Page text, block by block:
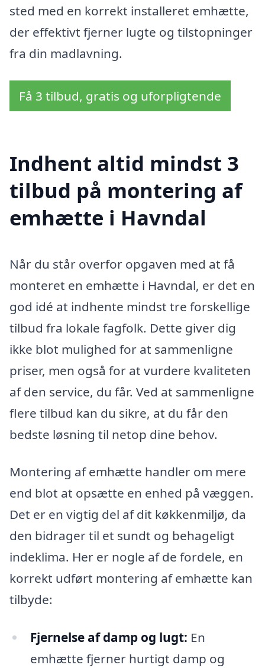
sted med en korrekt installeret emhætte,
der effektivt fjerner lugte og tilstopninger
fra din madlavning.
Få 3 tilbud, gratis og uforpligtende
Indhent altid mindst 3
tilbud på montering af
emhætte i Havndal
Når du står overfor opgaven med at få
monteret en emhætte i Havndal, er det en
god idé at indhente mindst tre forskellige
tilbud fra lokale fagfolk. Dette giver dig
ikke blot mulighed for at sammenligne
priser, men også for at vurdere kvaliteten
af den service, du får. Ved at sammenligne
flere tilbud kan du sikre, at du får den
bedste løsning til netop dine behov.
Montering af emhætte handler om mere
end blot at opsætte en enhed på væggen.
Det er en vigtig del af dit køkkenmiljø, da
den bidrager til et sundt og behageligt
indeklima. Her er nogle af de fordele, en
korrekt udført montering af emhætte kan
tilbyde:
Fjernelse af damp og lugt: En
emhætte fjerner hurtigt damp og